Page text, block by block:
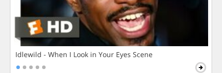
Idlewild - When I Look in Your Eyes Scene